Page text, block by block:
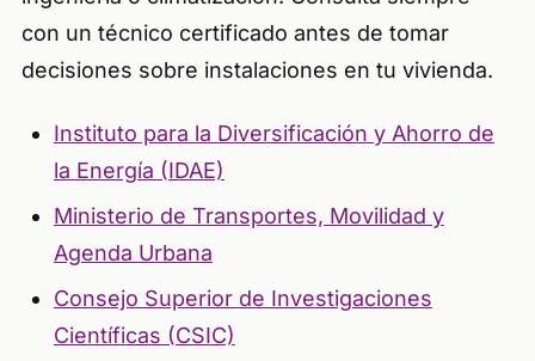
con un técnico certificado antes de tomar
decisiones sobre instalaciones en tu vivienda.
Instituto para la Diversificación y Ahorro de
la Energía (IDAE)
Ministerio de Transportes, Movilidad y
Agenda Urbana
Consejo Superior de Investigaciones
Científicas (CSIC)